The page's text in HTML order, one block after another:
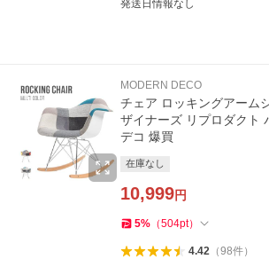
発送日情報なし
MODERN DECO
チェア ロッキングアーム
ザイナーズ リプロダクト
デコ 爆買
在庫なし
10,999円
5% （504pt）
4.42（98件）